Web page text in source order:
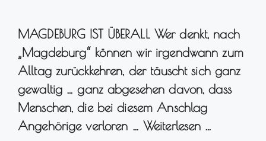
MAGDEBURG IST ÜBERALL Wer denkt, nach
„Magdeburg“ können wir irgendwann zum
Alltag zurückkehren, der täuscht sich ganz
gewaltig … ganz abgesehen davon, dass
Menschen, die bei diesem Anschlag
Angehörige verloren … Weiterlesen …